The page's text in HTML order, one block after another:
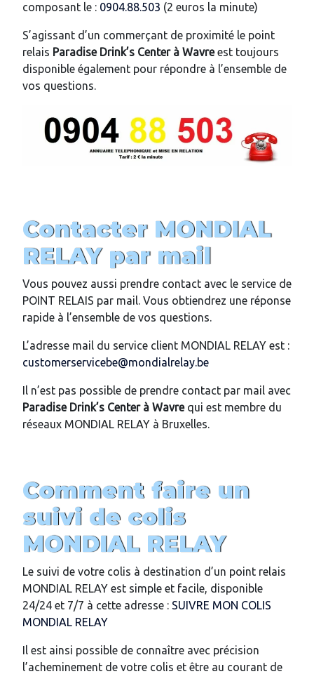
composant le : 0904.88.503 (2 euros la minute)
S’agissant d’un commerçant de proximité le point
relais Paradise Drink’s Centerà Wavreest toujours
disponible également pour répondre à l’ensemble de
vos questions.
Contacter MONDIAL
RELAY par mail
Vous pouvez aussi prendre contact avec le service de
POINT RELAIS par mail. Vous obtiendrez une réponse
rapide à l’ensemble de vos questions.
L’adresse mail du service client MONDIAL RELAY est :
customerservicebe@mondialrelay.be
Il n’est pas possible de prendre contact par mail avec
Paradise Drink’s Centerà Wavrequi est membre du
réseaux MONDIAL RELAY à Bruxelles.
Comment faire un
suivi de colis
MONDIAL RELAY
Le suivi de votre colis à destination d’un point relais
MONDIAL RELAY est simple et facile, disponible
24/24 et 7/7 à cette adresse : SUIVRE MON COLIS
MONDIAL RELAY
Il est ainsi possible de connaître avec précision
l’acheminement de votre colis et être au courant de